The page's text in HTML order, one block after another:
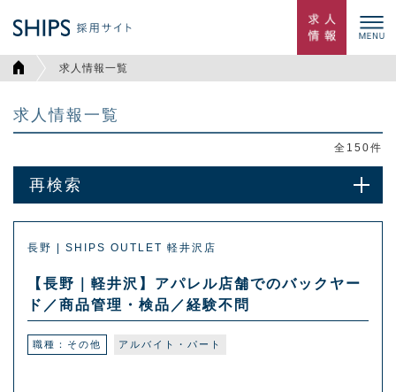
求人情報一覧
求人情報一覧
全 150件
再検索
長野 | SHIPS OUTLET 軽井沢店
【長野｜軽井沢】アパレル店舗でのバックヤー
ド／商品管理・検品／経験不問
職種：その他 アルバイト・パート